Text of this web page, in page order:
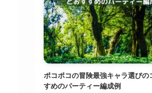
ポコポコの冒険最強キャラ選びの
すめのパーティー編成例